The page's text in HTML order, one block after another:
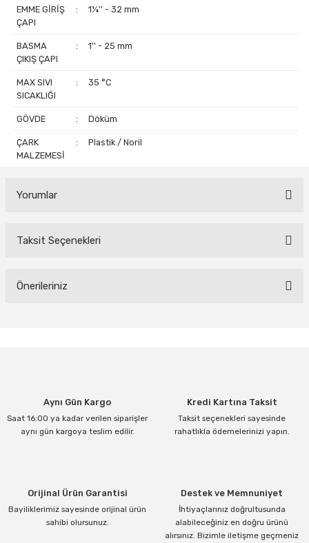
EMME GİRİŞ
ÇAPI
: 1¼'' - 32 mm
BASMA
ÇIKIŞ ÇAPI
: 1'' - 25 mm
MAX SIVI
SICAKLIĞI
: 35 °C
GÖVDE : Döküm
ÇARK
MALZEMESİ
: Plastik / Noril
Yorumlar
Bu ürüne ilk yorumu siz yapın!
Taksit Seçenekleri
Önerileriniz
Ürün açıklamasında eksik bilgiler bulunuyor.
Ürün bilgilerinde hatalar bulunuyor.
Aynı Gün Kargo
Saat 16:00 ya kadar verilen siparişler
aynı gün kargoya teslim edilir.
Kredi Kartına Taksit
Taksit seçenekleri sayesinde
rahatlıkla ödemelerinizi yapın.
Orijinal Ürün Garantisi
Bayiliklerimiz sayesinde orijinal ürün
sahibi olursunuz.
Destek ve Memnuniyet
İhtiyaçlarınız doğrultusunda
alabileceğiniz en doğru ürünü
alırsınız. Bizimle iletişme geçmeniz